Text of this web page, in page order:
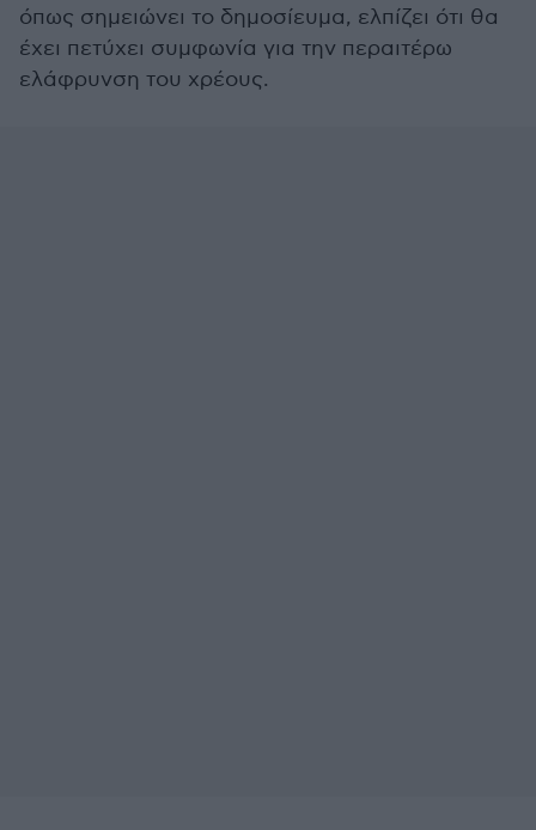
όπως σημειώνει το δημοσίευμα, ελπίζει ότι θα
έχει πετύχει συμφωνία για την περαιτέρω
ελάφρυνση του χρέους.